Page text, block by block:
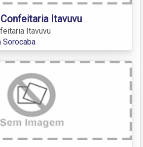
Itavuvu
Itavuvu
Sorocaba